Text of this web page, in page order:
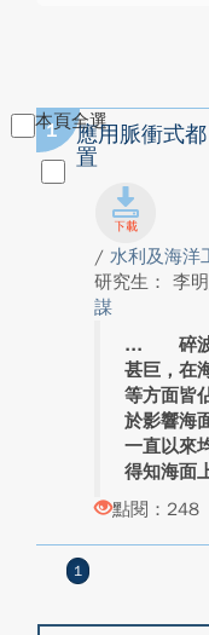
本頁全選
1
應用脈衝式
置
/ 水利及海洋
研究生： 李
謀
碎波
甚巨，在
等方面皆
於影響海
一直以來
得知海面
點閱：248
1